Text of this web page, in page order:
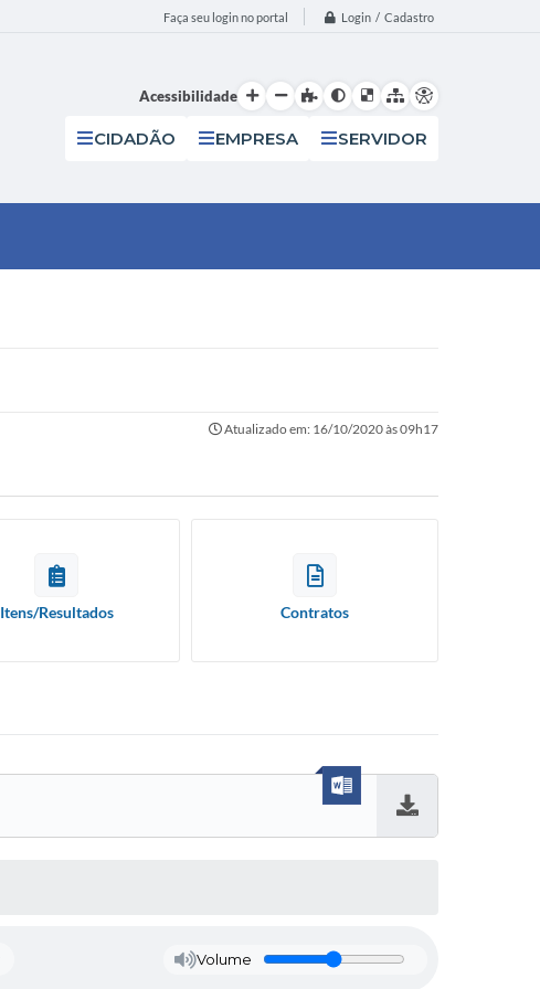
Faça seu login no portal Login / Cadastro
Acessibilidade
CIDADÃO EMPRESA SERVIDOR
Atualizado em: 16/10/2020 às 09h17
Itens/Resultados Contratos
Volume